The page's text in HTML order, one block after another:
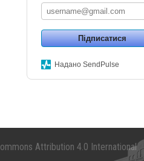
Підписатися
Надано SendPulse
Attribution 4.0 International